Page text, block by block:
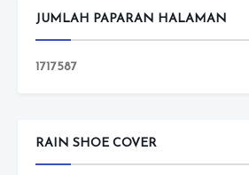
JUMLAH PAPARAN HALAMAN
1717587
RAIN SHOE COVER